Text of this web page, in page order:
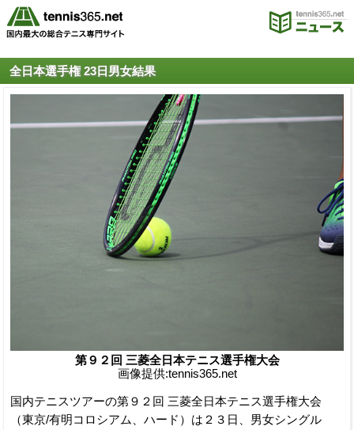
全日本選手権 23日男女結果
第９２回 三菱全日本テニス選手権大会
画像提供:tennis365.net
国内テニスツアーの第９２回 三菱全日本テニス選手権大会
（東京/有明コロシアム、ハード）は２３日、男女シングル